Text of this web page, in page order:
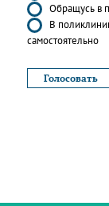
Обращусь в
В
самостоятельно